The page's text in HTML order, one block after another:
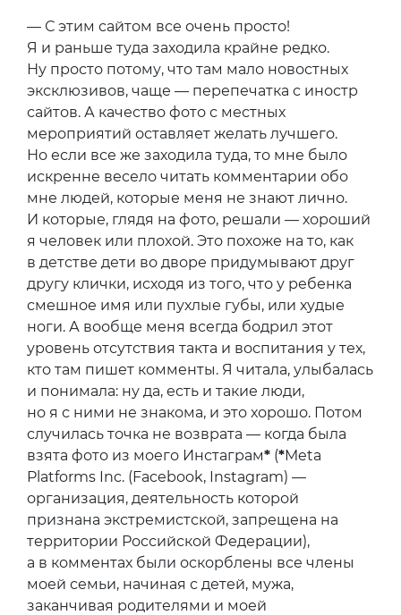
— С этим сайтом все очень просто!
Я и раньше туда заходила крайне редко.
Ну просто потому, что там мало новостных
эксклюзивов, чаще — перепечатка с иностр
сайтов. А качество фото с местных
мероприятий оставляет желать лучшего.
Но если все же заходила туда, то мне было
искренне весело читать комментарии обо
мне людей, которые меня не знают лично.
И которые, глядя на фото, решали — хороший
я человек или плохой. Это похоже на то, как
в детстве дети во дворе придумывают друг
другу клички, исходя из того, что у ребенка
смешное имя или пухлые губы, или худые
ноги. А вообще меня всегда бодрил этот
уровень отсутствия такта и воспитания у тех,
кто там пишет комменты. Я читала, улыбалась
и понимала: ну да, есть и такие люди,
но я с ними не знакома, и это хорошо. Потом
случилась точка не возврата — когда была
взята фото из моего Инстаграм* (*Meta
Platforms Inc. (Facebook, Instagram) —
организация, деятельность которой
признана экстремистской, запрещена на
территории Российской Федерации),
а в комментах были оскорблены все члены
моей семьи, начиная с детей, мужа,
заканчивая родителями и моей